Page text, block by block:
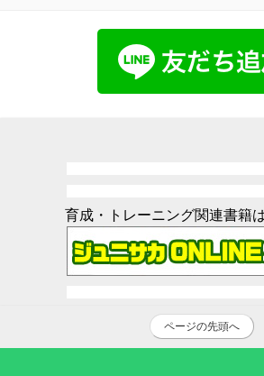
育成・トレーニング関連書籍
ページの先頭へ